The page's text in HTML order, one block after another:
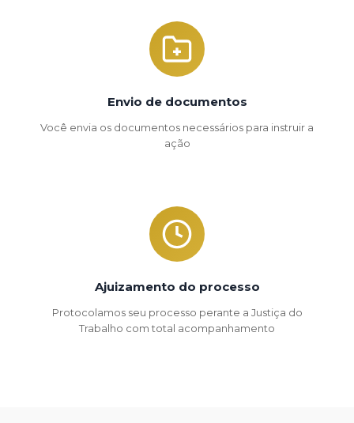
Envio de documentos
Você envia os documentos necessários para instruir a
ação
Ajuizamento do processo
Protocolamos seu processo perante a Justiça do
Trabalho com total acompanhamento